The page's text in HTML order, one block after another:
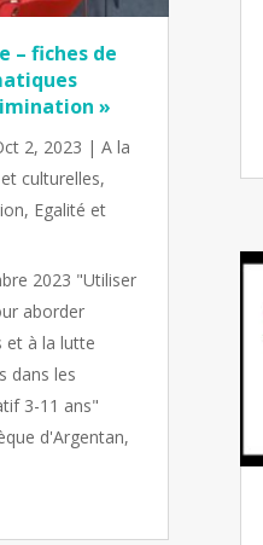
– fiches de
»
2, 2023 |A la
culturelles,
, Egalité et
2023 "Utiliser
aborder
et à la lutte
dans les
3-11 ans"
d'Argentan,